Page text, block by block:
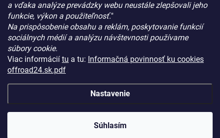
a vďaka analýze prevádzky webu neustále zlepšovali jeho
funkcie, výkon a použiteľnosť."
Na prispôsobenie obsahu a reklám, poskytovanie funkcií
sociálnych médií a analýzu návštevnosti používame
súbory cookie.
Viac informácií tu a tu: Informačná povinnosť ku cookies
offroad24.sk.pdf
Nastavenie
Súhlasím
Vitajte! Aby bolo hľadanie tých správnych dielov pre vaše
vozidlo čo najrýchlejšie a najpresnejšie, máme pre vás
malý tip:
Začnite výberom vášho vozidla– Týmto krokom si
zaistíte, že uvidíte len kompatibilné produkty.
filtre. Použite ich! Ušetria vám kopu času a pomôžu nájsť
presne to, čo hľadáte, behom sekúnd.
Prihlásiť sa
Nová registrácia Zabudnuté heslo
Copyright 2026OFFROAD24.sk. Všetky práva vyhradené.Upraviť
nastavenie cookies